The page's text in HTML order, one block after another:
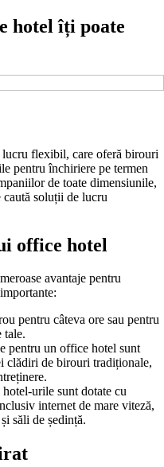
hotel îți poate
flexibil, care oferă birouri
pentru închiriere pe termen
de toate dimensiunile,
soluții de lucru
office hotel
avantaje pentru
pentru câteva ore sau pentru
tale.
pentru un office hotel sunt
clădiri de birouri tradiționale,
urile sunt dotate cu
internet de mare viteză,
săli de ședință.